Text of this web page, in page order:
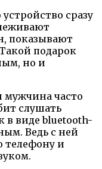
сразу
показывают
подарок
но и
мужчина часто
слушать
в виде bluetooth-
Ведь с ней
телефону и